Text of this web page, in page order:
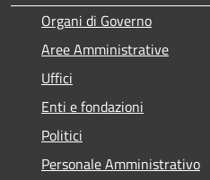
Organi di Governo
Aree Amministrative
Uffici
Enti e fondazioni
Politici
Personale Amministrativo